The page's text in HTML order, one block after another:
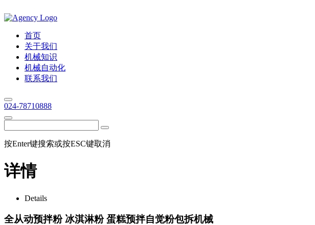
首页
关于我们
机械知识
机械自动化
联系我们
024-78710888
按Enter键搜索或按ESC键取消
详情
Details
全从动预拌粉 冰淇淋粉 蛋糕预拌自觉粉包拆机械